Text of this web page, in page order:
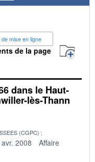
de mise en ligne
de la page
dans le Haut-
lès-Thann
(CGPC)
2008
Affaire